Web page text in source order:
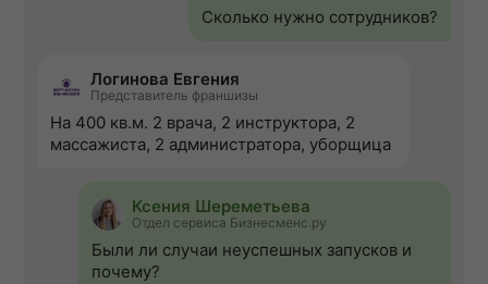
Сколько нужно сотрудников?
Логинова Евгения
Представитель франшизы
На 400 кв.м. 2 врача, 2 инструктора, 2
массажиста, 2 администратора, уборщица
Ксения Шереметьева
Отдел сервиса Бизнесменс.ру
Были ли случаи неуспешных запусков и
почему?